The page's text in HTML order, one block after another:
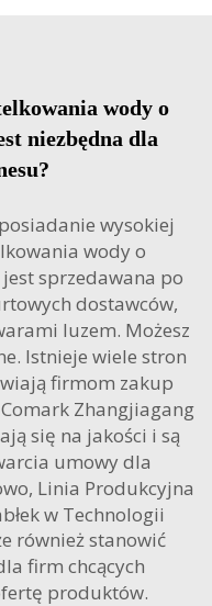
wody o
niezbędna dla
wysokiej
wody o
sprzedawana po
dostawców,
luzem. Możesz
Istnieje wiele stron
firmom zakup
Zhangjiagang
się na jakości i są
umowy dla
Linia Produkcyjna
w Technologii
również stanowić
firm chcących
produktów.